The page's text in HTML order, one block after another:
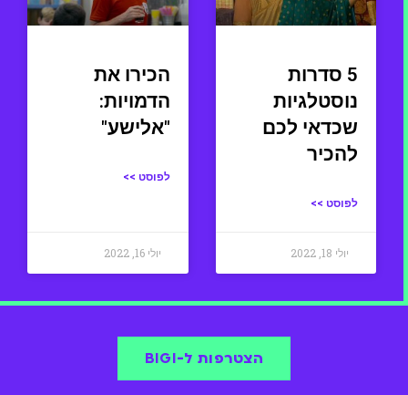
5 סדרות
נוסטלגיות
שכדאי לכם
להכיר
לפוסט >>
יולי 18, 2022
הכירו את
הדמויות:
"אלישע"
לפוסט >>
יולי 16, 2022
הצטרפות ל-BIGI